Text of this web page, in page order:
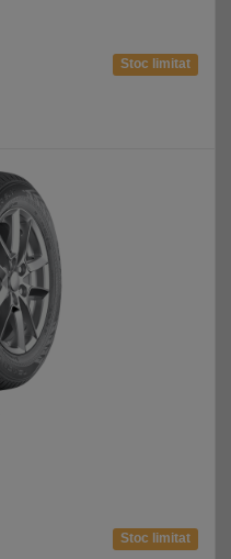
Stoc limitat
Stoc limitat